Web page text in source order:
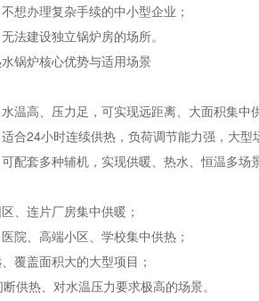
想办理复杂手续的中小型企业；
法建设独立锅炉房的场所。
锅炉核心优势与适用场景
温高、压力足，可实现远距离、大面积集中
合24小时连续供热，负荷调节能力强，大型
配套多种辅机，实现供暖、热水、恒温多场
、连片厂房集中供暖；
院、高端小区、学校集中供热；
覆盖面积大的大型项目；
供热、对水温压力要求极高的场景。